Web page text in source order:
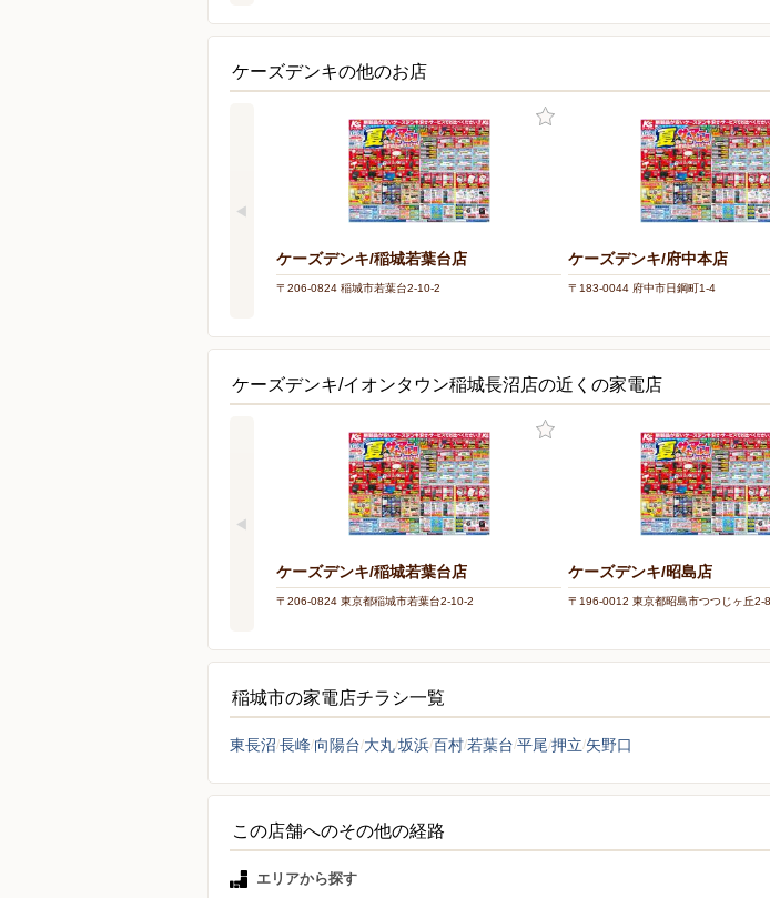
ケーズデンキの他のお店
ケーズデンキ/稲城若葉台店
〒206-0824 稲城市若葉台2-10-2
ケーズデンキ/府中本店
〒183-0044 府中市日鋼町1-4
ケーズデンキ/イオンタウン稲城長沼店の近くの家電店
ケーズデンキ/稲城若葉台店
〒206-0824 東京都稲城市若葉台2-10-2
ケーズデンキ/昭島店
〒196-0012 東京都昭島市つつじヶ丘2-
稲城市の家電店チラシ一覧
東長沼 長峰 向陽台 大丸坂浜百村若葉台 平尾 押立 矢野口
この店舗へのその他の経路
エリアから探す